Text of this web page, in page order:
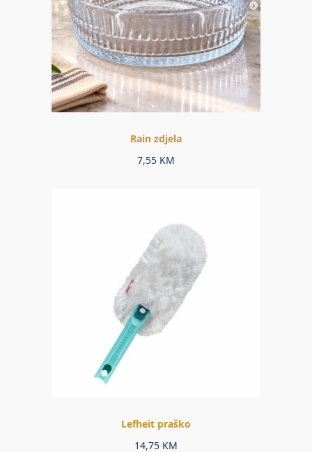
Rain zdjela
7,55 KM
Lefheit praško
14,75 KM